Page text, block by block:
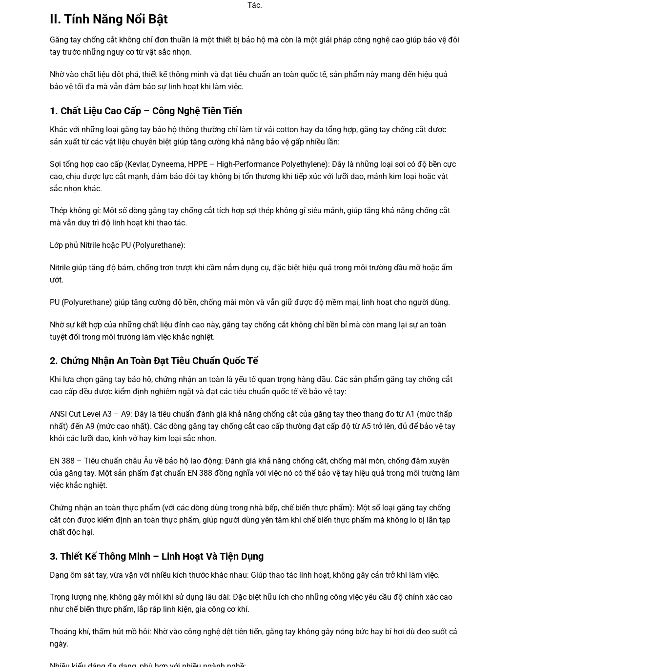
Tác.
II. Tính Năng Nổi Bật
Găng tay chống cắt không chỉ đơn thuần là một thiết bị bảo hộ mà còn là một giải pháp công nghệ cao giúp bảo vệ đôi
tay trước những nguy cơ từ vật sắc nhọn.
Nhờ vào chất liệu đột phá, thiết kế thông minh và đạt tiêu chuẩn an toàn quốc tế, sản phẩm này mang đến hiệu quả
bảo vệ tối đa mà vẫn đảm bảo sự linh hoạt khi làm việc.
1. Chất Liệu Cao Cấp – Công Nghệ Tiên Tiến
Khác với những loại găng tay bảo hộ thông thường chỉ làm từ vải cotton hay da tổng hợp, găng tay chống cắt được
sản xuất từ các vật liệu chuyên biệt giúp tăng cường khả năng bảo vệ gấp nhiều lần:
Sợi tổng hợp cao cấp (Kevlar, Dyneema, HPPE – High-Performance Polyethylene): Đây là những loại sợi có độ bền cực
cao, chịu được lực cắt mạnh, đảm bảo đôi tay không bị tổn thương khi tiếp xúc với lưỡi dao, mảnh kim loại hoặc vật
sắc nhọn khác.
Thép không gỉ: Một số dòng găng tay chống cắt tích hợp sợi thép không gỉ siêu mảnh, giúp tăng khả năng chống cắt
mà vẫn duy trì độ linh hoạt khi thao tác.
Lớp phủ Nitrile hoặc PU (Polyurethane):
Nitrile giúp tăng độ bám, chống trơn trượt khi cầm nắm dụng cụ, đặc biệt hiệu quả trong môi trường dầu mỡ hoặc ẩm
ướt.
PU (Polyurethane) giúp tăng cường độ bền, chống mài mòn và vẫn giữ được độ mềm mại, linh hoạt cho người dùng.
Nhờ sự kết hợp của những chất liệu đỉnh cao này, găng tay chống cắt không chỉ bền bỉ mà còn mang lại sự an toàn
tuyệt đối trong môi trường làm việc khắc nghiệt.
2. Chứng Nhận An Toàn Đạt Tiêu Chuẩn Quốc Tế
Khi lựa chọn găng tay bảo hộ, chứng nhận an toàn là yếu tố quan trọng hàng đầu. Các sản phẩm găng tay chống cắt
cao cấp đều được kiểm định nghiêm ngặt và đạt các tiêu chuẩn quốc tế về bảo vệ tay:
ANSI Cut Level A3 – A9: Đây là tiêu chuẩn đánh giá khả năng chống cắt của găng tay theo thang đo từ A1 (mức thấp
nhất) đến A9 (mức cao nhất). Các dòng găng tay chống cắt cao cấp thường đạt cấp độ từ A5 trở lên, đủ để bảo vệ tay
khỏi các lưỡi dao, kính vỡ hay kim loại sắc nhọn.
EN 388 – Tiêu chuẩn châu Âu về bảo hộ lao động: Đánh giá khả năng chống cắt, chống mài mòn, chống đâm xuyên
của găng tay. Một sản phẩm đạt chuẩn EN 388 đồng nghĩa với việc nó có thể bảo vệ tay hiệu quả trong môi trường làm
việc khắc nghiệt.
Chứng nhận an toàn thực phẩm (với các dòng dùng trong nhà bếp, chế biến thực phẩm): Một số loại găng tay chống
cắt còn được kiểm định an toàn thực phẩm, giúp người dùng yên tâm khi chế biến thực phẩm mà không lo bị lẫn tạp
chất độc hại.
3. Thiết Kế Thông Minh – Linh Hoạt Và Tiện Dụng
Dạng ôm sát tay, vừa vặn với nhiều kích thước khác nhau: Giúp thao tác linh hoạt, không gây cản trở khi làm việc.
Trọng lượng nhẹ, không gây mỏi khi sử dụng lâu dài: Đặc biệt hữu ích cho những công việc yêu cầu độ chính xác cao
như chế biến thực phẩm, lắp ráp linh kiện, gia công cơ khí.
Thoáng khí, thấm hút mồ hôi: Nhờ vào công nghệ dệt tiên tiến, găng tay không gây nóng bức hay bí hơi dù đeo suốt cả
ngày.